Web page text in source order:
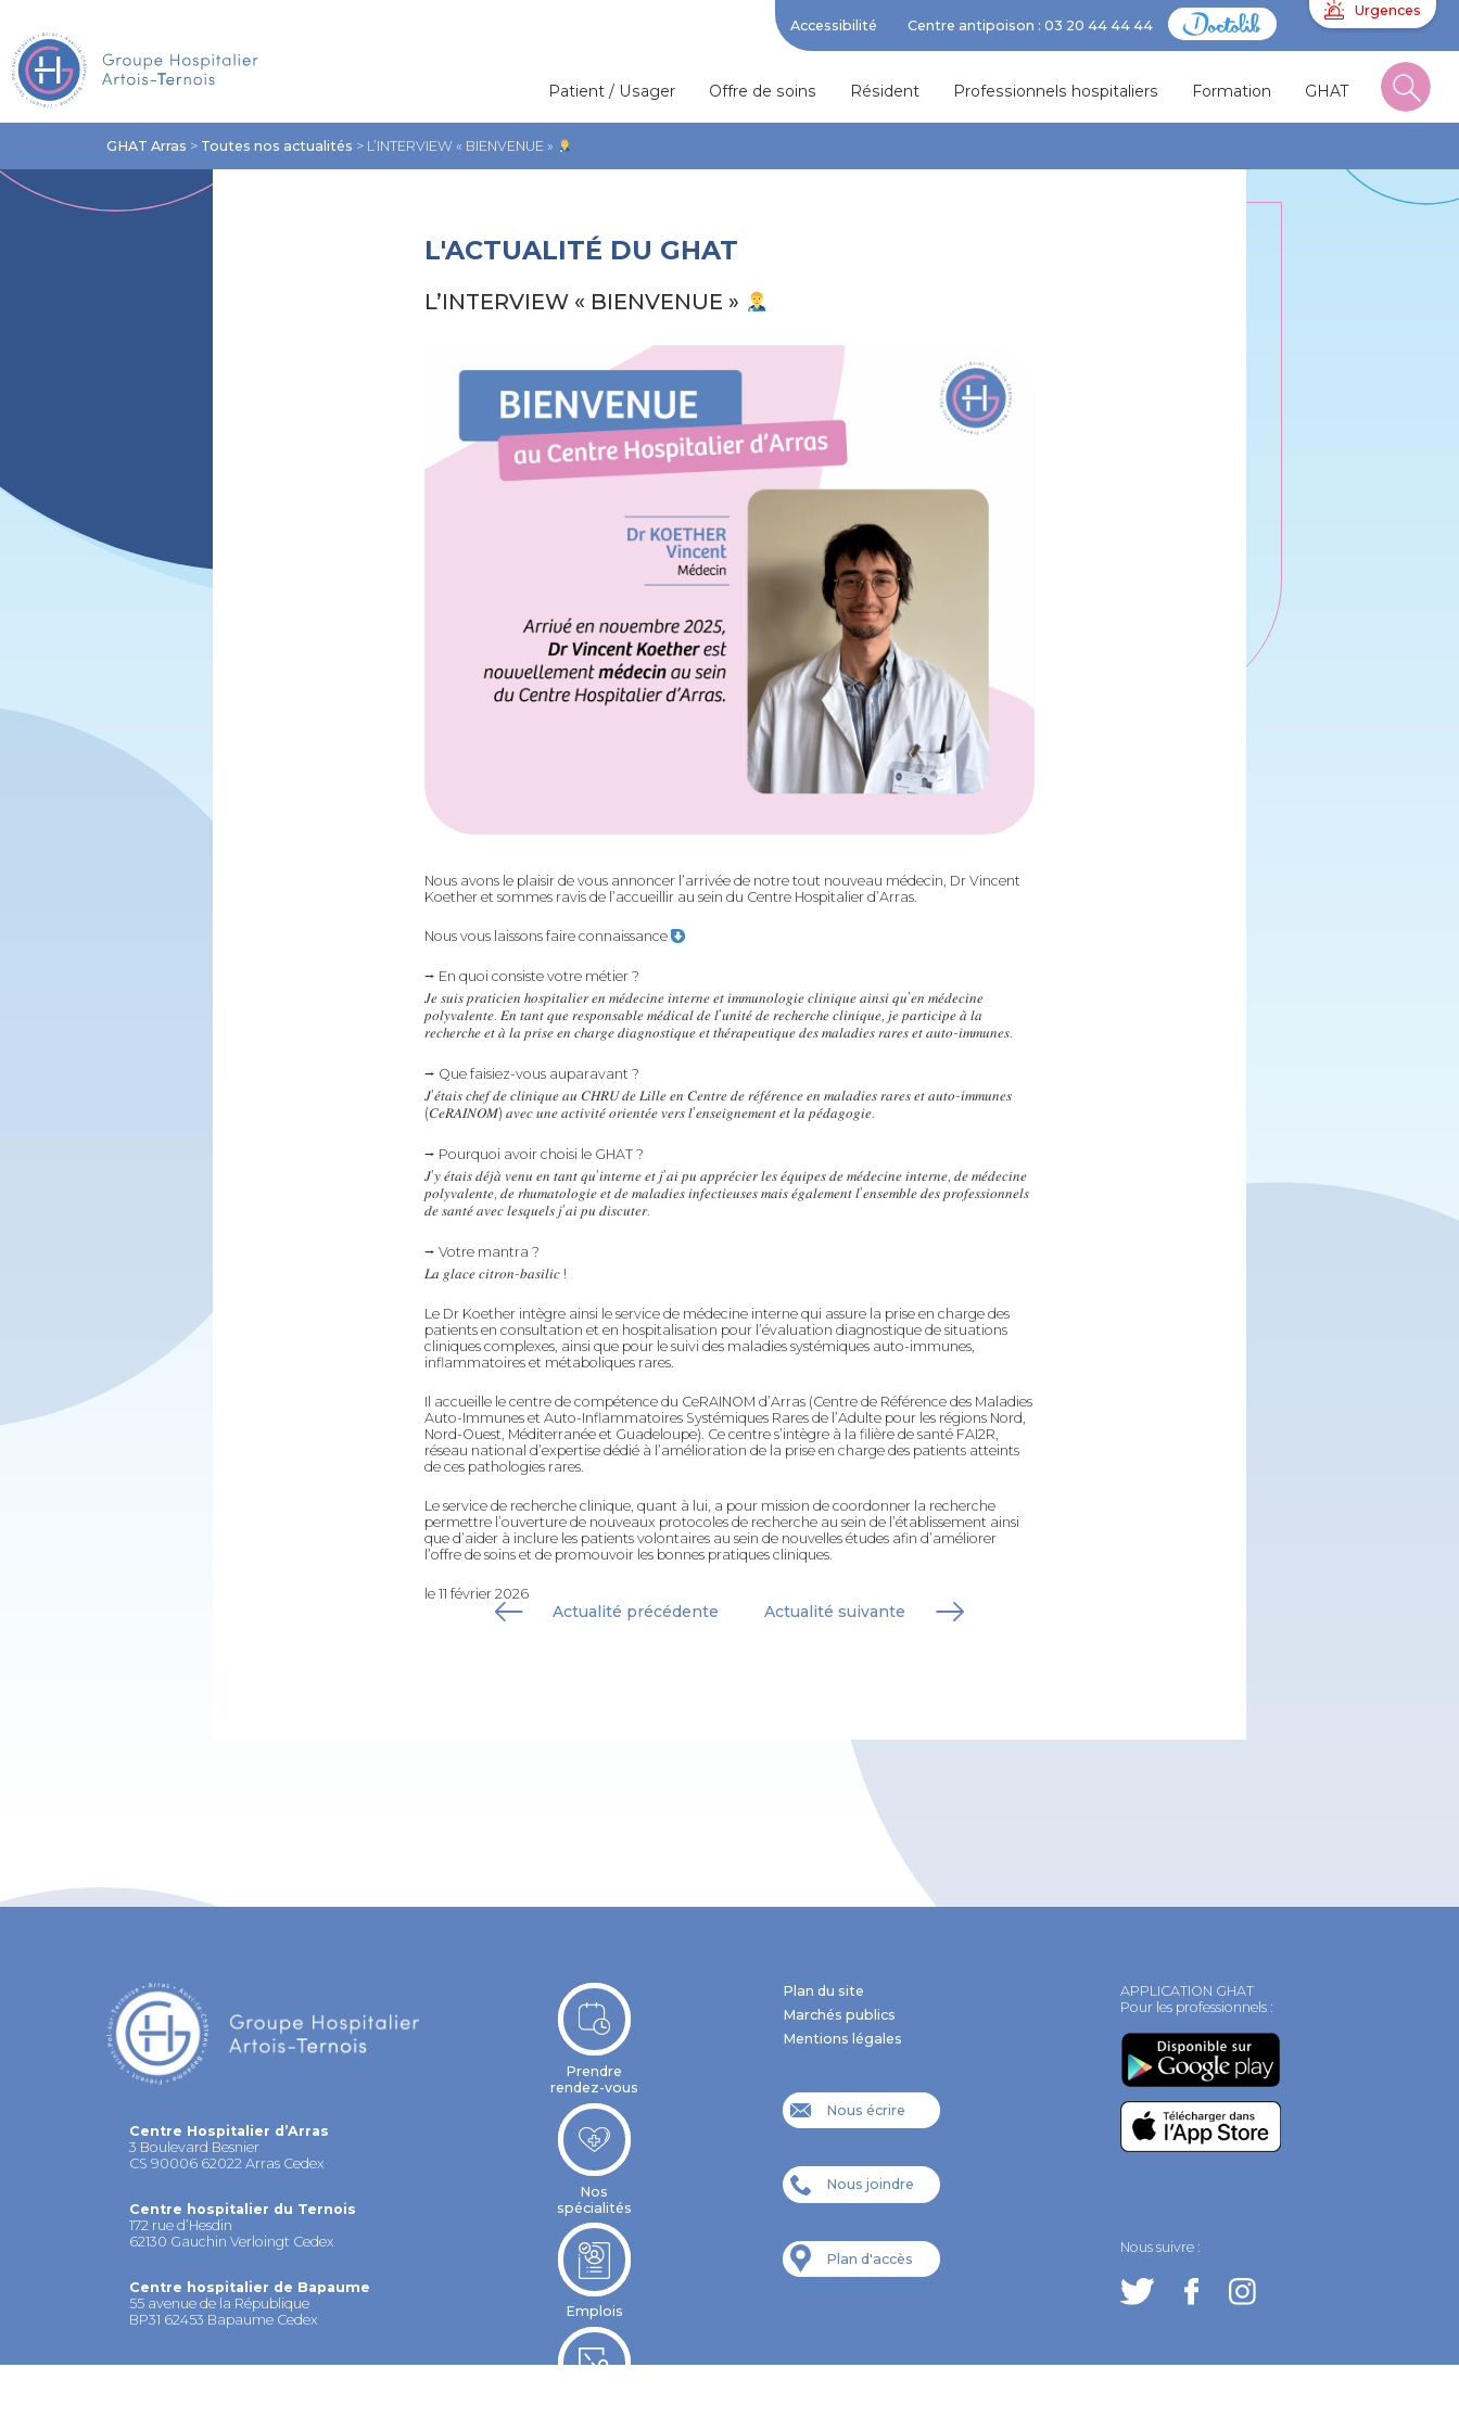
Accessibilité Centre antipoison : 03 20 44 44 44
Urgences
Patient / Usager Offre de soins Résident Professionnels hospitaliers Formation GHAT
GHAT Arras > Toutes nos actualités > L’INTERVIEW « BIENVENUE »
L'ACTUALITÉ DU GHAT
L’INTERVIEW « BIENVENUE »
Nous avons le plaisir de vous annoncer l’arrivée de notre tout nouveau médecin, Dr Vincent
Koether et sommes ravis de l’accueillir au sein du Centre Hospitalier d’Arras.
Nous vous laissons faire connaissance
⭢ En quoi consiste votre métier ?
𝐽𝑒 𝑠𝑢𝑖𝑠 𝑝𝑟𝑎𝑡𝑖𝑐𝑖𝑒𝑛 ℎ𝑜𝑠𝑝𝑖𝑡𝑎𝑙𝑖𝑒𝑟 𝑒𝑛 𝑚𝑒́𝑑𝑒𝑐𝑖𝑛𝑒 𝑖𝑛𝑡𝑒𝑟𝑛𝑒 𝑒𝑡 𝑖𝑚𝑚𝑢𝑛𝑜𝑙𝑜𝑔𝑖𝑒 𝑐𝑙𝑖𝑛𝑖𝑞𝑢𝑒 𝑎𝑖𝑛𝑠𝑖 𝑞𝑢’𝑒𝑛 𝑚𝑒́𝑑𝑒𝑐𝑖𝑛𝑒
𝑝𝑜𝑙𝑦𝑣𝑎𝑙𝑒𝑛𝑡𝑒. 𝐸𝑛 𝑡𝑎𝑛𝑡 𝑞𝑢𝑒 𝑟𝑒𝑠𝑝𝑜𝑛𝑠𝑎𝑏𝑙𝑒 𝑚𝑒́𝑑𝑖𝑐𝑎𝑙 𝑑𝑒 𝑙’𝑢𝑛𝑖𝑡𝑒́ 𝑑𝑒 𝑟𝑒𝑐ℎ𝑒𝑟𝑐ℎ𝑒 𝑐𝑙𝑖𝑛𝑖𝑞𝑢𝑒, 𝑗𝑒 𝑝𝑎𝑟𝑡𝑖𝑐𝑖𝑝𝑒 𝑎̀ 𝑙𝑎
𝑟𝑒𝑐ℎ𝑒𝑟𝑐ℎ𝑒 𝑒𝑡 𝑎̀ 𝑙𝑎 𝑝𝑟𝑖𝑠𝑒 𝑒𝑛 𝑐ℎ𝑎𝑟𝑔𝑒 𝑑𝑖𝑎𝑔𝑛𝑜𝑠𝑡𝑖𝑞𝑢𝑒 𝑒𝑡 𝑡ℎ𝑒́𝑟𝑎𝑝𝑒𝑢𝑡𝑖𝑞𝑢𝑒 𝑑𝑒𝑠 𝑚𝑎𝑙𝑎𝑑𝑖𝑒𝑠 𝑟𝑎𝑟𝑒𝑠 𝑒𝑡 𝑎𝑢𝑡𝑜-𝑖𝑚𝑚𝑢𝑛𝑒𝑠.
⭢ Que faisiez-vous auparavant ?
𝐽’𝑒́𝑡𝑎𝑖𝑠 𝑐ℎ𝑒𝑓 𝑑𝑒 𝑐𝑙𝑖𝑛𝑖𝑞𝑢𝑒 𝑎𝑢 𝐶𝐻𝑅𝑈 𝑑𝑒 𝐿𝑖𝑙𝑙𝑒 𝑒𝑛 𝐶𝑒𝑛𝑡𝑟𝑒 𝑑𝑒 𝑟𝑒́𝑓𝑒́𝑟𝑒𝑛𝑐𝑒 𝑒𝑛 𝑚𝑎𝑙𝑎𝑑𝑖𝑒𝑠 𝑟𝑎𝑟𝑒𝑠 𝑒𝑡 𝑎𝑢𝑡𝑜-𝑖𝑚𝑚𝑢𝑛𝑒𝑠
(𝐶𝑒𝑅𝐴𝐼𝑁𝑂𝑀) 𝑎𝑣𝑒𝑐 𝑢𝑛𝑒 𝑎𝑐𝑡𝑖𝑣𝑖𝑡𝑒́ 𝑜𝑟𝑖𝑒𝑛𝑡𝑒́𝑒 𝑣𝑒𝑟𝑠 𝑙’𝑒𝑛𝑠𝑒𝑖𝑔𝑛𝑒𝑚𝑒𝑛𝑡 𝑒𝑡 𝑙𝑎 𝑝𝑒́𝑑𝑎𝑔𝑜𝑔𝑖𝑒.
⭢ Pourquoi avoir choisi le GHAT ?
𝐽’𝑦 𝑒́𝑡𝑎𝑖𝑠 𝑑𝑒́𝑗𝑎̀ 𝑣𝑒𝑛𝑢 𝑒𝑛 𝑡𝑎𝑛𝑡 𝑞𝑢’𝑖𝑛𝑡𝑒𝑟𝑛𝑒 𝑒𝑡 𝑗’𝑎𝑖 𝑝𝑢 𝑎𝑝𝑝𝑟𝑒́𝑐𝑖𝑒𝑟 𝑙𝑒𝑠 𝑒́𝑞𝑢𝑖𝑝𝑒𝑠 𝑑𝑒 𝑚𝑒́𝑑𝑒𝑐𝑖𝑛𝑒 𝑖𝑛𝑡𝑒𝑟𝑛𝑒, 𝑑𝑒 𝑚𝑒́𝑑𝑒𝑐𝑖𝑛𝑒
𝑝𝑜𝑙𝑦𝑣𝑎𝑙𝑒𝑛𝑡𝑒, 𝑑𝑒 𝑟ℎ𝑢𝑚𝑎𝑡𝑜𝑙𝑜𝑔𝑖𝑒 𝑒𝑡 𝑑𝑒 𝑚𝑎𝑙𝑎𝑑𝑖𝑒𝑠 𝑖𝑛𝑓𝑒𝑐𝑡𝑖𝑒𝑢𝑠𝑒𝑠 𝑚𝑎𝑖𝑠 𝑒́𝑔𝑎𝑙𝑒𝑚𝑒𝑛𝑡 𝑙’𝑒𝑛𝑠𝑒𝑚𝑏𝑙𝑒 𝑑𝑒𝑠 𝑝𝑟𝑜𝑓𝑒𝑠𝑠𝑖𝑜𝑛𝑛𝑒𝑙𝑠
𝑑𝑒 𝑠𝑎𝑛𝑡𝑒́ 𝑎𝑣𝑒𝑐 𝑙𝑒𝑠𝑞𝑢𝑒𝑙𝑠 𝑗’𝑎𝑖 𝑝𝑢 𝑑𝑖𝑠𝑐𝑢𝑡𝑒𝑟.
⭢ Votre mantra ?
𝐿𝑎 𝑔𝑙𝑎𝑐𝑒 𝑐𝑖𝑡𝑟𝑜𝑛-𝑏𝑎𝑠𝑖𝑙𝑖𝑐 !
Le Dr Koether intègre ainsi le service de médecine interne qui assure la prise en charge des
patients en consultation et en hospitalisation pour l’évaluation diagnostique de situations
cliniques complexes, ainsi que pour le suivi des maladies systémiques auto-immunes,
inflammatoires et métaboliques rares.
Il accueille le centre de compétence du CeRAINOM d’Arras (Centre de Référence des Maladies
Auto-Immunes et Auto-Inflammatoires Systémiques Rares de l’Adulte pour les régions Nord,
Nord-Ouest, Méditerranée et Guadeloupe). Ce centre s’intègre à la filière de santé FAI2R,
réseau national d’expertise dédié à l’amélioration de la prise en charge des patients atteints
de ces pathologies rares.
Le service de recherche clinique, quant à lui, a pour mission de coordonner la recherche
permettre l’ouverture de nouveaux protocoles de recherche au sein de l’établissement ainsi
que d’aider à inclure les patients volontaires au sein de nouvelles études afin d’améliorer
l’offre de soins et de promouvoir les bonnes pratiques cliniques.
le 11 février 2026
Actualité précédente Actualité suivante
Centre Hospitalier d’Arras
3 Boulevard Besnier
CS 90006 62022 Arras Cedex
Centre hospitalier du Ternois
172 rue d’Hesdin
62130 Gauchin Verloingt Cedex
Centre hospitalier de Bapaume
55 avenue de la République
BP31 62453 Bapaume Cedex
Prendre
rendez-vous
Nos
spécialités
Emplois
Plan du site
Marchés publics
Mentions légales
Nous écrire
Nous joindre
Plan d'accès
APPLICATION GHAT
Pour les professionnels :
Nous suivre :